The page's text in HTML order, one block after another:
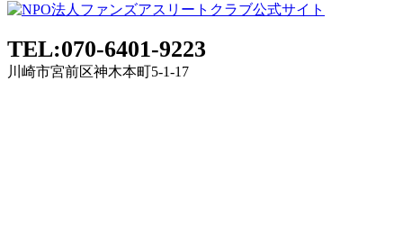
TEL:070-6401-9223
川崎市宮前区神木本町5-1-17